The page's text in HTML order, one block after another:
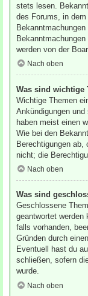
stets lesen.
des Forums, in
werden von der
Nach oben
Was sind wichtige
Wichtige Themen
Ankündigungen
haben meist einen
Wie bei den
Berechtigungen ab,
nicht; die
Nach oben
Was sind
Geschlossene
geantwortet werden
falls vorhanden,
Gründen durch
Eventuell hast du
schließen, sofern
wurde.
Nach oben